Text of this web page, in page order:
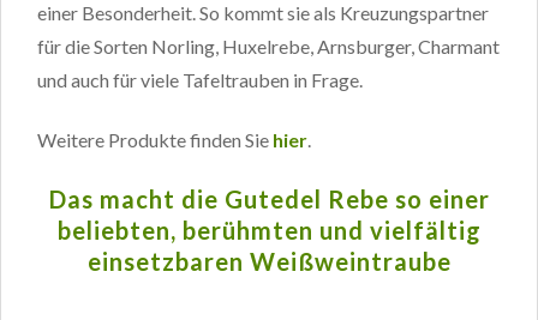
einer Besonderheit. So kommt sie als Kreuzungspartner
für die Sorten Norling, Huxelrebe, Arnsburger, Charmant
und auch für viele Tafeltrauben in Frage.
Weitere Produkte finden Sie hier.
Das macht die Gutedel Rebe so einer
beliebten, berühmten und vielfältig
einsetzbaren Weißweintraube